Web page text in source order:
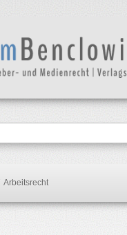
Arbeitsrecht